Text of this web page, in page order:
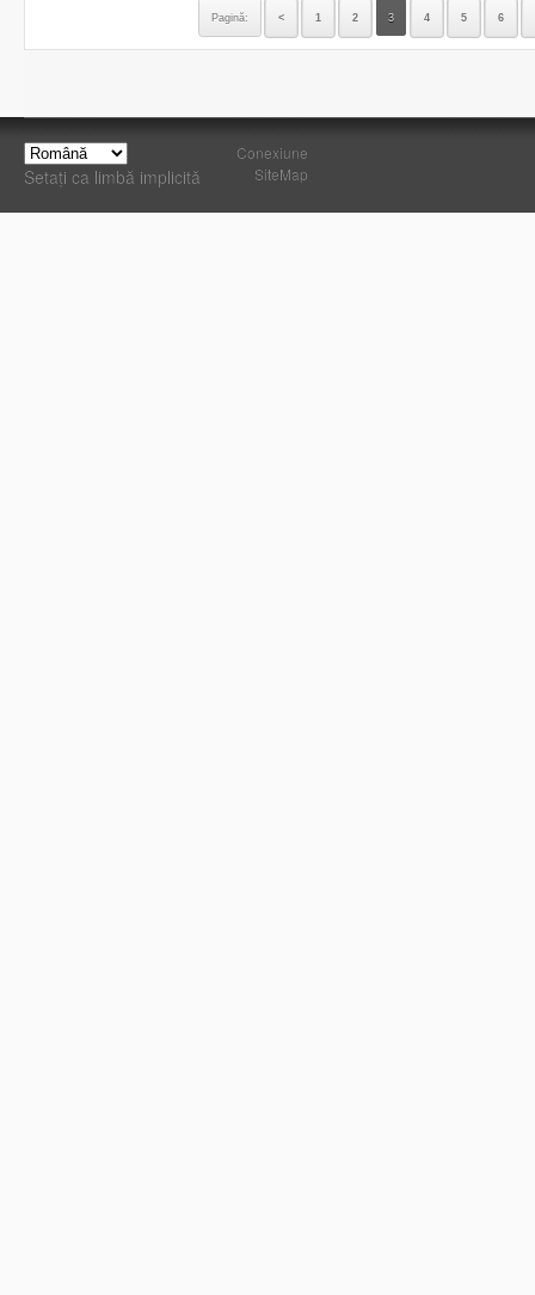
Pagină: < 1 2 3 4 5 6
Setați ca limbă implicită
Conexiune
SiteMap